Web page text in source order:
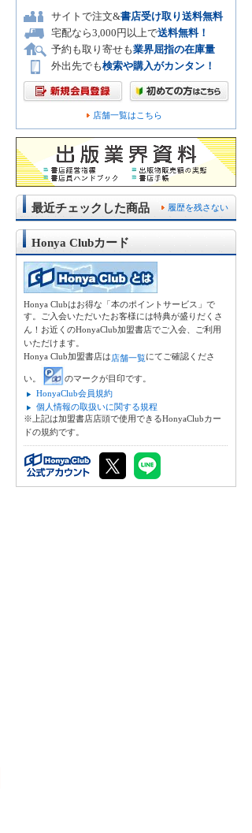
サイトで注文&書店受け取り送料無料
宅配なら3,000円以上で送料無料！
予約も取り寄せも業界屈指の在庫量
外出先でも検索や購入がカンタン！
店舗一覧はこちら
履歴を残さない
最近チェックした商品
Honya Clubカード
Honya Clubはお得な「本のポイントサービス」で
す。ご入会いただいたお客様には特典が盛りだくさ
ん！お近くのHonyaClub加盟書店でご入会、ご利用
いただけます。
Honya Club加盟書店は店舗一覧にてご確認くださ
い。
のマークが目印です。
HonyaClub会員規約
個人情報の取扱いに関する規程
※上記は加盟書店店頭で使用できるHonyaClubカー
ドの規約です。